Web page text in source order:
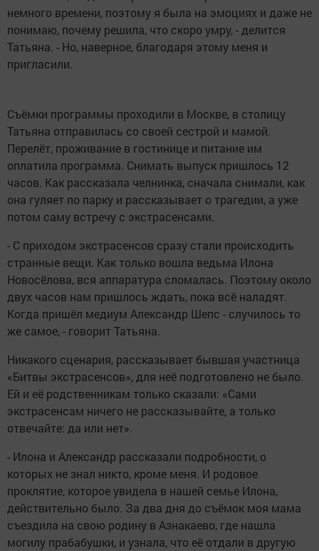
немного времени, поэтому я была на эмоциях и даже не
понимаю, почему решила, что скоро умру, - делится
Татьяна. - Но, наверное, благодаря этому меня и
пригласили.
Съёмки программы проходили в Москве, в столицу
Татьяна отправилась со своей сестрой и мамой.
Перелёт, проживание в гостинице и питание им
оплатила программа. Снимать выпуск пришлось 12
часов. Как рассказала челнинка, сначала снимали, как
она гуляет по парку и рассказывает о трагедии, а уже
потом саму встречу с экстрасенсами.
- С приходом экстрасенсов сразу стали происходить
странные вещи. Как только вошла ведьма Илона
Новосёлова, вся аппаратура сломалась. Поэтому около
двух часов нам пришлось ждать, пока всё наладят.
Когда пришёл медиум Александр Шепс - случилось то
же самое, - говорит Татьяна.
Никакого сценария, рассказывает бывшая участница
«Битвы экстрасенсов», для неё подготовлено не было.
Ей и её родственникам только сказали: «Сами
экстрасенсам ничего не рассказывайте, а только
отвечайте: да или нет».
- Илона и Александр рассказали подробности, о
которых не знал никто, кроме меня. И родовое
проклятие, которое увидела в нашей семье Илона,
действительно было. За два дня до съёмок моя мама
съездила на свою родину в Азнакаево, где нашла
могилу прабабушки, и узнала, что её отдали в другую